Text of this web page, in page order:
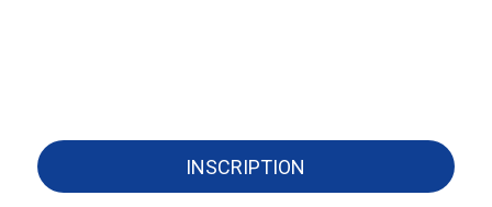
INSCRIPTION